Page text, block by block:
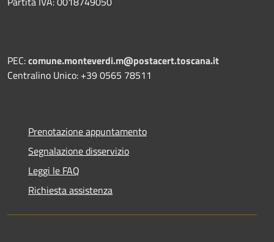
PEC:comune.monteverdi.m@postacert.toscana.it
Centralino Unico: +39 0565 78511
Prenotazione appuntamento
Segnalazione disservizio
Leggi le FAQ
Richiesta assistenza